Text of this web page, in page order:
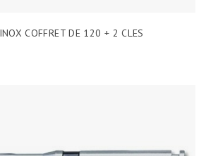
COFFRET DE 120 + 2 CLES